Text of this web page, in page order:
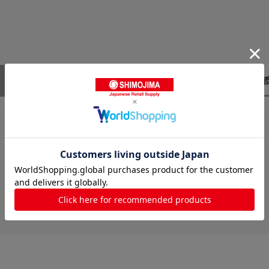
レビューはありません。